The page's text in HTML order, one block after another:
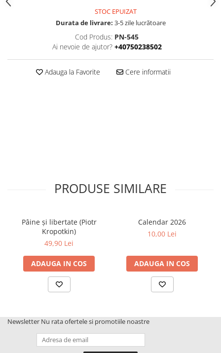
STOC EPUIZAT
Durata de livrare: 3-5 zile lucrătoare
Cod Produs: PN-545
Ai nevoie de ajutor? +40750238502
Adauga la Favorite Cere informatii
PRODUSE SIMILARE
Pâine și libertate (Piotr
Kropotkin)
49,90 Lei
ADAUGA IN COS
Calendar 2026
10,00 Lei
ADAUGA IN COS
Newsletter Nu rata ofertele si promotiile noastre